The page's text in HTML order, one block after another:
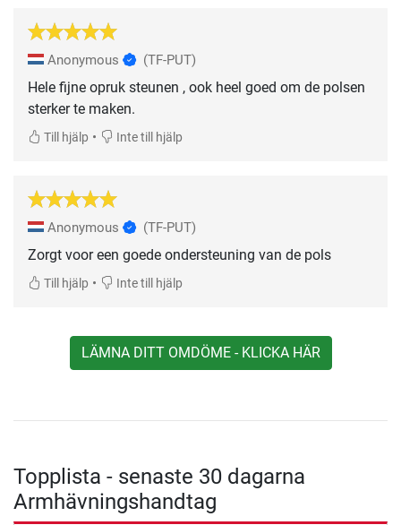
Anonymous (TF-PUT)
Hele fijne opruk steunen , ook heel goed om de polsen
sterker te maken.
Till hjälp • Inte till hjälp
Anonymous (TF-PUT)
Zorgt voor een goede ondersteuning van de pols
Till hjälp • Inte till hjälp
LÄMNA DITT OMDÖME - KLICKA HÄR
Topplista - senaste 30 dagarna
Armhävningshandtag